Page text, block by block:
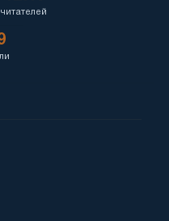
читателей